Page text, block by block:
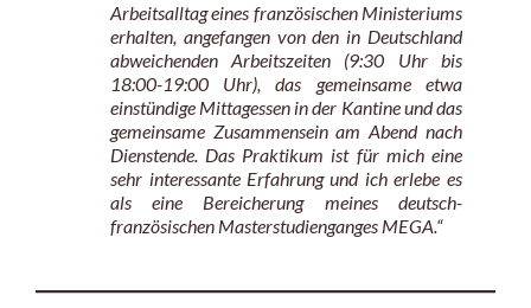
Arbeitsalltag eines französischen Ministeriums
erhalten, angefangen von den in Deutschland
abweichenden Arbeitszeiten (9:30 Uhr bis
18:00-19:00 Uhr), das gemeinsame etwa
einstündige Mittagessen in der Kantine und das
gemeinsame Zusammensein am Abend nach
Dienstende. Das Praktikum ist für mich eine
sehr interessante Erfahrung und ich erlebe es
als eine Bereicherung meines deutsch-
französischen Masterstudienganges MEGA.“